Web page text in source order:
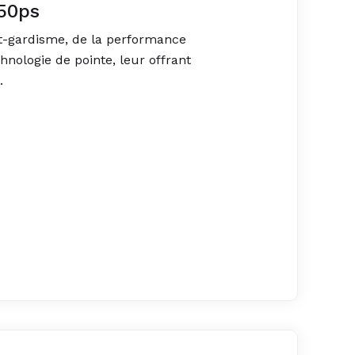
gardisme, de la performance
de pointe, leur offrant